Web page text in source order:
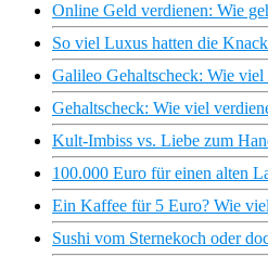
Online Geld verdienen: Wie
So viel Luxus hatten die
Galileo Gehaltscheck: Wie
Gehaltscheck: Wie viel
Kult-Imbiss vs. Liebe zum
100.000 Euro für einen alten
Ein Kaffee für 5 Euro? Wie
Sushi vom Sternekoch oder